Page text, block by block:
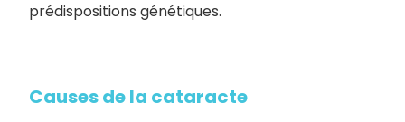
prédispositions génétiques.
Causes de la cataracte